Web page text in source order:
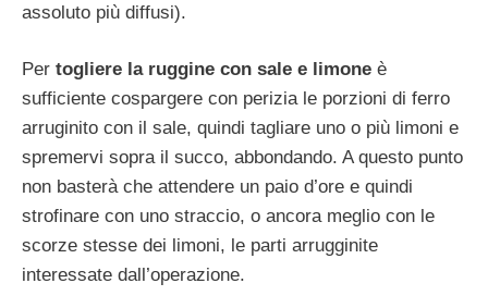
assoluto più diffusi).
Per togliere la ruggine con sale e limone è
sufficiente cospargere con perizia le porzioni di ferro
arruginito con il sale, quindi tagliare uno o più limoni e
spremervi sopra il succo, abbondando. A questo punto
non basterà che attendere un paio d’ore e quindi
strofinare con uno straccio, o ancora meglio con le
scorze stesse dei limoni, le parti arrugginite
interessate dall’operazione.